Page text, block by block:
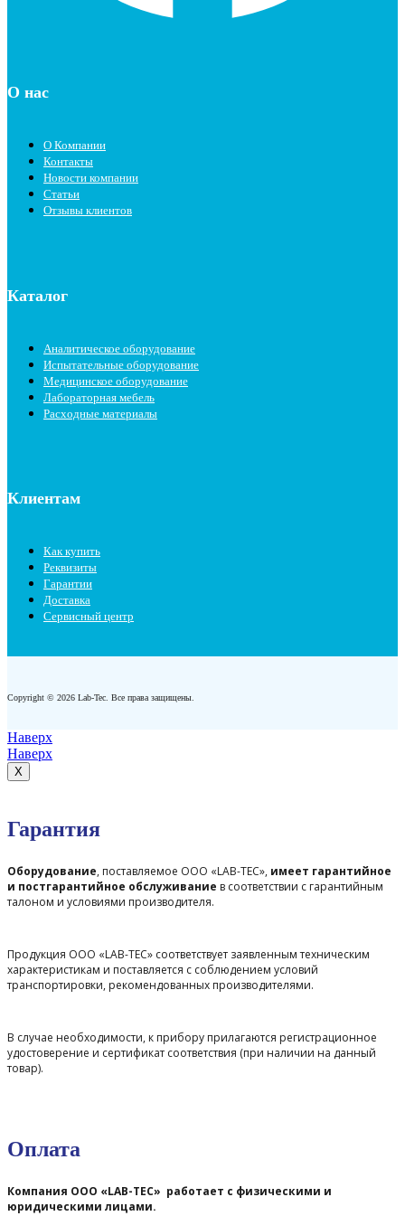
О нас
О Компании
Контакты
Новости компании
Статьи
Отзывы клиентов
Каталог
Аналитическое оборудование
Испытательные оборудование
Медицинское оборудование
Лабораторная мебель
Расходные материалы
Клиентам
Как купить
Реквизиты
Гарантии
Доставка
Сервисный центр
Copyright © 2026 Lab-Tec. Все права защищены.
Наверх
Наверх
X
Гарантия
Оборудование, поставляемое ООО «LAB-TEC», имеет гарантийное
и постгарантийное обслуживание в соответствии с гарантийным
талоном и условиями производителя.
Продукция ООО «LAB-TEC» соответствует заявленным техническим
характеристикам и поставляется с соблюдением условий
транспортировки, рекомендованных производителями.
В случае необходимости, к прибору прилагаются регистрационное
удостоверение и сертификат соответствия (при наличии на данный
товар).
Оплата
Компания ООО «LAB-TEC» работает с физическими и
юридическими лицами.